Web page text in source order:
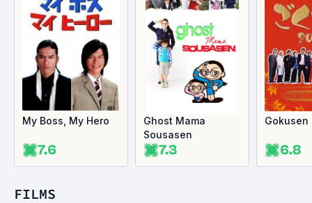
My Boss, My Hero
7.6
Ghost Mama
Sousasen
7.3
Gokusen
6.8
FILMS